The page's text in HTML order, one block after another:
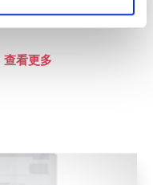
查看更多